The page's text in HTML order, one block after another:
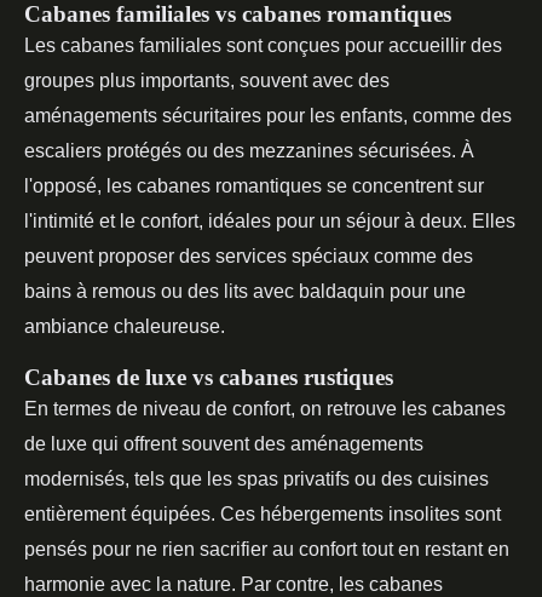
Cabanes familiales vs cabanes romantiques
Les cabanes familiales sont conçues pour accueillir des
groupes plus importants, souvent avec des
aménagements sécuritaires pour les enfants, comme des
escaliers protégés ou des mezzanines sécurisées. À
l'opposé, les cabanes romantiques se concentrent sur
l'intimité et le confort, idéales pour un séjour à deux. Elles
peuvent proposer des services spéciaux comme des
bains à remous ou des lits avec baldaquin pour une
ambiance chaleureuse.
Cabanes de luxe vs cabanes rustiques
En termes de niveau de confort, on retrouve les cabanes
de luxe qui offrent souvent des aménagements
modernisés, tels que les spas privatifs ou des cuisines
entièrement équipées. Ces hébergements insolites sont
pensés pour ne rien sacrifier au confort tout en restant en
harmonie avec la nature. Par contre, les cabanes